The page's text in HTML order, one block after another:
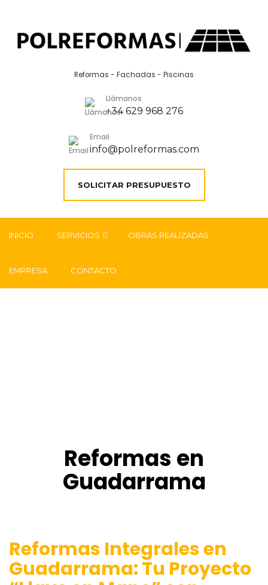
Reformas - Fachadas - Piscinas
Llámanos
+34 629 968 276
Email
info@polreformas.com
SOLICITAR PRESUPUESTO
INICIO SERVICIOS OBRAS REALIZADAS
EMPRESA CONTACTO
Reformas en
Guadarrama
Reformas Integrales en
Guadarrama: Tu Proyecto